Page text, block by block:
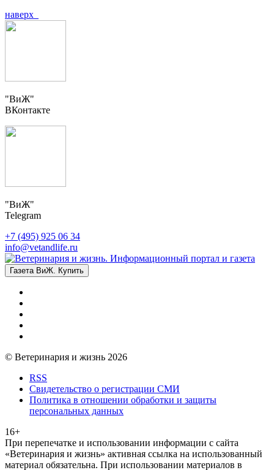
наверх
"ВиЖ"
ВКонтакте
"ВиЖ"
Telegram
+7 (495) 925 06 34
info@vetandlife.ru
Газета ВиЖ. Купить
© Ветеринария и жизнь 2026
RSS
Свидетельство о регистрации СМИ
Политика в отношении обработки и защиты
персональных данных
16+
При перепечатке и использовании информации с сайта
«Ветеринария и жизнь» активная ссылка на использованный
материал обязательна. При использовании материалов в